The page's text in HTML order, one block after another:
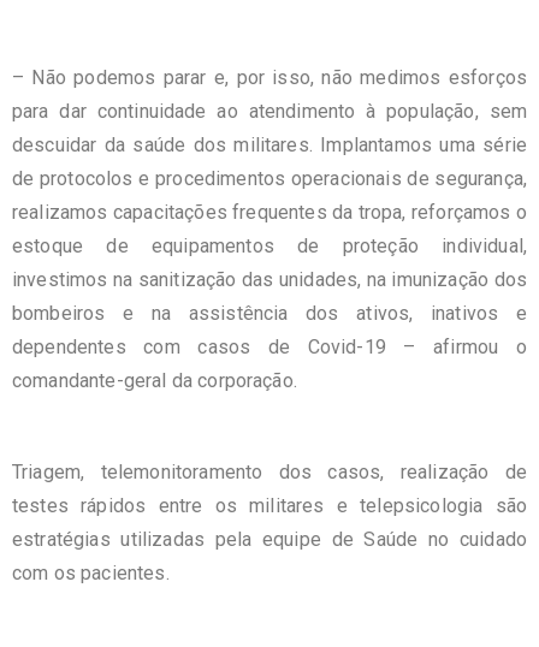
– Não podemos parar e, por isso, não medimos esforços
para dar continuidade ao atendimento à população, sem
descuidar da saúde dos militares. Implantamos uma série
de protocolos e procedimentos operacionais de segurança,
realizamos capacitações frequentes da tropa, reforçamos o
estoque de equipamentos de proteção individual,
investimos na sanitização das unidades, na imunização dos
bombeiros e na assistência dos ativos, inativos e
dependentes com casos de Covid-19 – afirmou o
comandante-geral da corporação.
Triagem, telemonitoramento dos casos, realização de
testes rápidos entre os militares e telepsicologia são
estratégias utilizadas pela equipe de Saúde no cuidado
com os pacientes.